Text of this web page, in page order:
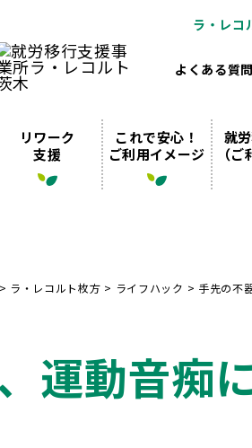
ラ・レ
よくある質問
リワーク
支援
これで安心！
ご利用イメージ
就
（
> ラ・レコルト枚方 > ライフハック > 手先の不
運動音痴